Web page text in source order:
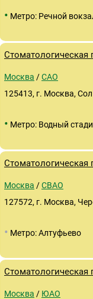
• Метро: Речной
Москва /САО
125413, г. Москва,
• Метро: Водный
Москва /СВАО
127572, г. Москва,
• Метро: Алтуфьево
Москва / ЮАО